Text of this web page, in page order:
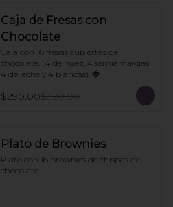
Caja de Fresas con
Chocolate
Caja con 16 fresas cubiertas de
chocolate. (4 de nuez, 4 semiamargas,
4 de leche y 4 blancas). 🍓
$290.00$320.00
Plato de Brownies
Plato con 16 brownies de chispas de
chocolate.